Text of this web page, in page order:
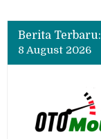
Berita Terbaru:
8 August 2026